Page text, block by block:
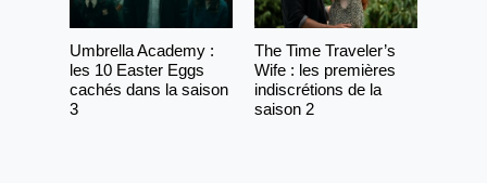
Umbrella Academy :
les 10 Easter Eggs
cachés dans la saison
3
The Time Traveler’s
Wife : les premières
indiscrétions de la
saison 2